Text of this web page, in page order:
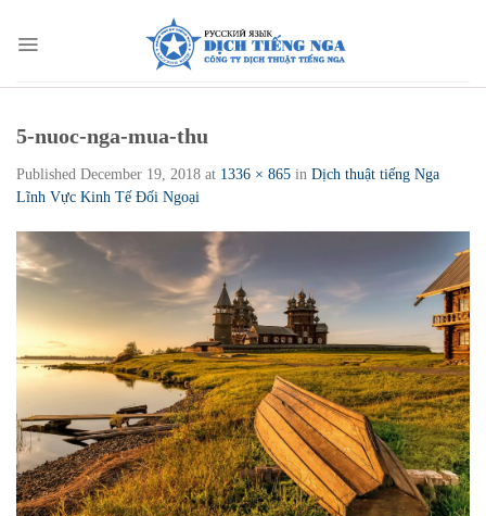
content
5-nuoc-nga-mua-thu
Published December 19, 2018 at 1336 × 865 in Dịch thuật tiếng Nga
Lĩnh Vực Kinh Tế Đối Ngoại